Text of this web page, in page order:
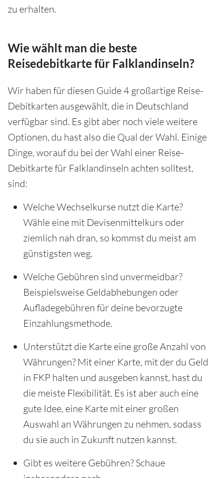
zu erhalten.
Wie wählt man die beste
Reisedebitkarte für Falklandinseln?
Wir haben für diesen Guide 4 großartige Reise-
Debitkarten ausgewählt, die in Deutschland
verfügbar sind. Es gibt aber noch viele weitere
Optionen, du hast also die Qual der Wahl. Einige
Dinge, worauf du bei der Wahl einer Reise-
Debitkarte für Falklandinseln achten solltest,
sind:
Welche Wechselkurse nutzt die Karte?
Wähle eine mit Devisenmittelkurs oder
ziemlich nah dran, so kommst du meist am
günstigsten weg.
Welche Gebühren sind unvermeidbar?
Beispielsweise Geldabhebungen oder
Aufladegebühren für deine bevorzugte
Einzahlungsmethode.
Unterstützt die Karte eine große Anzahl von
Währungen? Mit einer Karte, mit der du Geld
in FKP halten und ausgeben kannst, hast du
die meiste Flexibilität. Es ist aber auch eine
gute Idee, eine Karte mit einer großen
Auswahl an Währungen zu nehmen, sodass
du sie auch in Zukunft nutzen kannst.
Gibt es weitere Gebühren? Schaue